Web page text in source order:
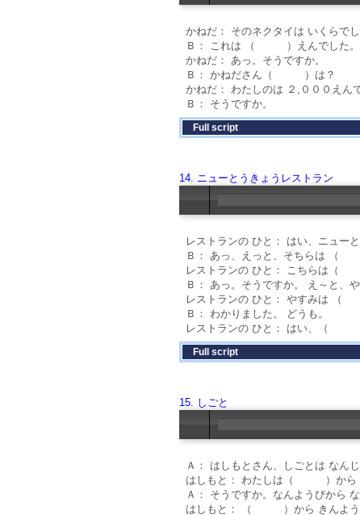
かねだ： そのネクタイは いくらでし
Ｂ： これは （ ）えんでした。
かねだ： あっ。そうですか。
Ｂ： かねださん（ ）は？
かねだ： わたしのは ２,０００えん
Ｂ： そうですか。
Full script
14. ニューとうきょうレストラン
レストランの ひと： はい、ニュー
Ｂ： あっ、えっと、そちらは （
レストランの ひと： こちらは（
Ｂ： あっ。そうですか。 え～と、
レストランの ひと： やすみは
Ｂ： わかりました。 どうも。
レストランの ひと： はい、（
Full script
15. しごと
Ａ： はしもとさん、しごとは
はしもと： わたしは（ ）から ゆ
Ａ： そうですか。なんようびから
はしもと： （ ）から きんようび